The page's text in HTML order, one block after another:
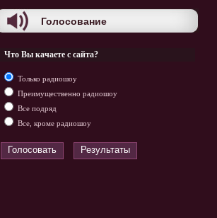
Голосование
Что Вы качаете с сайта?
Только радиошоу
Преимущественно радиошоу
Все подряд
Все, кроме радиошоу
Голосовать Результаты